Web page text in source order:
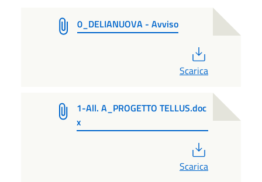
0_DELIANUOVA - Avviso
Scarica
1-All. A_PROGETTO TELLUS.doc
x
Scarica